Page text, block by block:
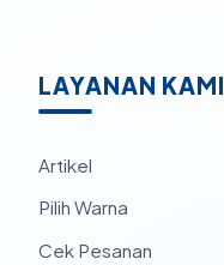
LAYANAN KAMI
Artikel
Pilih Warna
Cek Pesanan